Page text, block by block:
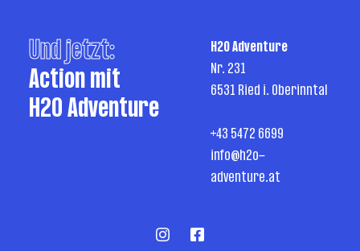
Und jetzt:
Action mit
H2O Adventure
H2O Adventure
Nr. 231
6531 Ried i. Oberinntal
+43 5472 6699
info@h2o-
adventure.at